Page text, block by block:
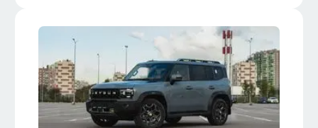
от до
МОДЕЛЬ
Dashing
T2